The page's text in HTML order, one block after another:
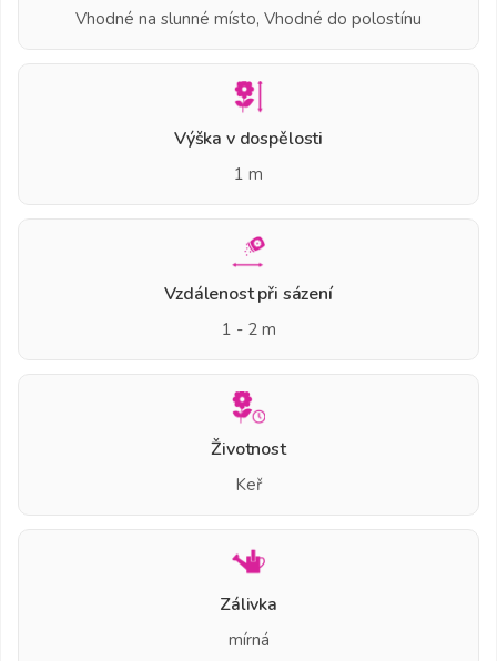
Vhodné na slunné místo, Vhodné do polostínu
Výška v dospělosti
1 m
Vzdálenost při sázení
1 - 2 m
Životnost
Keř
Zálivka
mírná